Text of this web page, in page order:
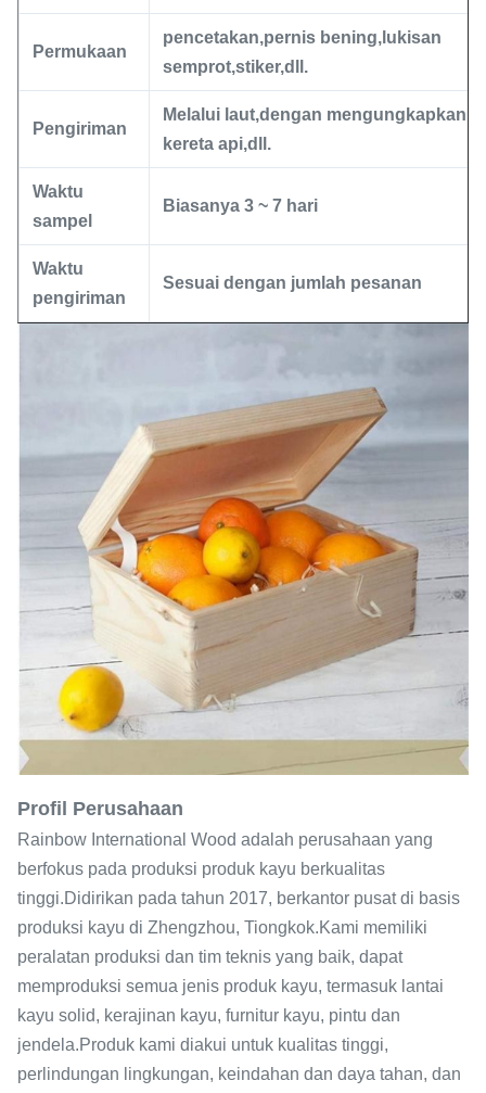
Permukaan
pencetakan,pernis bening, lukisan
semprot,stiker,dll.
Pengiriman
Melalui laut,dengan mengungkapkan
kereta api,dll.
Waktu
sampel
Biasanya 3 ~ 7 hari
Waktu
pengiriman
Sesuai dengan jumlah pesanan
Profil Perusahaan
Rainbow International Wood adalah perusahaan yang
berfokus pada produksi produk kayu berkualitas
tinggi.Didirikan pada tahun 2017, berkantor pusat di basis
produksi kayu di Zhengzhou, Tiongkok.Kami memiliki
peralatan produksi dan tim teknis yang baik, dapat
memproduksi semua jenis produk kayu, termasuk lantai
kayu solid, kerajinan kayu, furnitur kayu, pintu dan
jendela.Produk kami diakui untuk kualitas tinggi,
perlindungan lingkungan, keindahan dan daya tahan, dan